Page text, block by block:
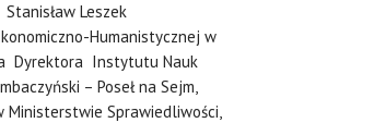
Leszek
Humanistycznej w
Dyrektora Instytutu Nauk
– Poseł na Sejm,
Ministerstwie Sprawiedliwości,